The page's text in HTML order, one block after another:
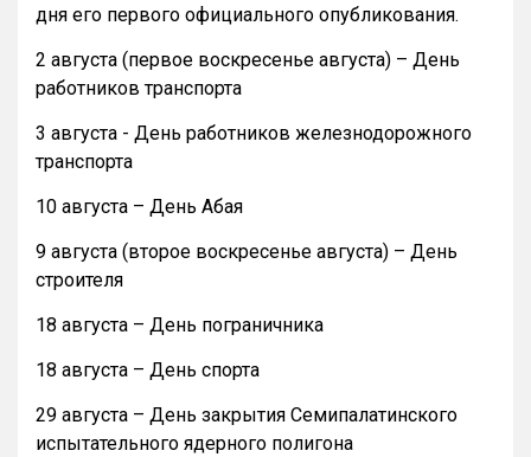
дня его первого официального опубликования.
2 августа (первое воскресенье августа) – День
работников транспорта
3 августа - День работников железнодорожного
транспорта
10 августа – День Абая
9 августа (второе воскресенье августа) – День
строителя
18 августа – День пограничника
18 августа – День спорта
29 августа – День закрытия Семипалатинского
испытательного ядерного полигона